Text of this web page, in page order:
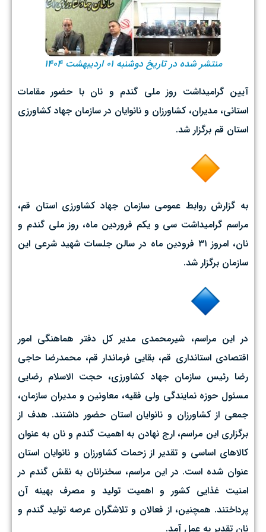
منتشر شده در تاریخ دوشنبه ۰۱ اردیبهشت ۱۴۰۴
آیین گرامیداشت روز ملی گندم و نان با حضور مقامات
استانی، مدیران، کشاورزان و نانوایان در سازمان جهاد کشاورزی
استان قم برگزار شد.
به گزارش روابط عمومی سازمان جهاد کشاورزی استان قم،
مراسم گرامیداشت سی و یکم فروردین ماه، روز ملی گندم و
نان، امروز ۳۱ فرودین ماه در سالن جلسات شهید شرعی این
سازمان برگزار شد.
در این مراسم، شیرمحمدی مدیر کل دفتر هماهنگی امور
اقتصادی استانداری قم، بقایی فرماندار قم، محمدرضا حاجی
رضا رئیس سازمان جهاد کشاورزی، حجت الاسلام رضایی
مسئول حوزه نمایندگی ولی فقیه، معاونین و مدیران سازمان،
جمعی از کشاورزان و نانوایان استان حضور داشتند. هدف از
برگزاری این مراسم، ارج نهادن به اهمیت گندم و نان به عنوان
کالاهای اساسی و تقدیر از زحمات کشاورزان و نانوایان استان
عنوان شده است. در این مراسم، سخنرانان به نقش گندم در
امنیت غذایی کشور و اهمیت تولید و مصرف بهینه آن
پرداختند. همچنین، از فعالان و تلاشگران عرصه تولید گندم و
نان تقدیر به عمل آمد.